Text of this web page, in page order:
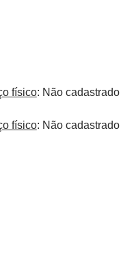
físico: Não cadastrado
físico: Não cadastrado